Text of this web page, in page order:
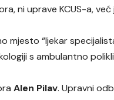
ni uprave KCUS-a,
mjesto “ljekar
s ambulantno
Alen Pilav. Upravni